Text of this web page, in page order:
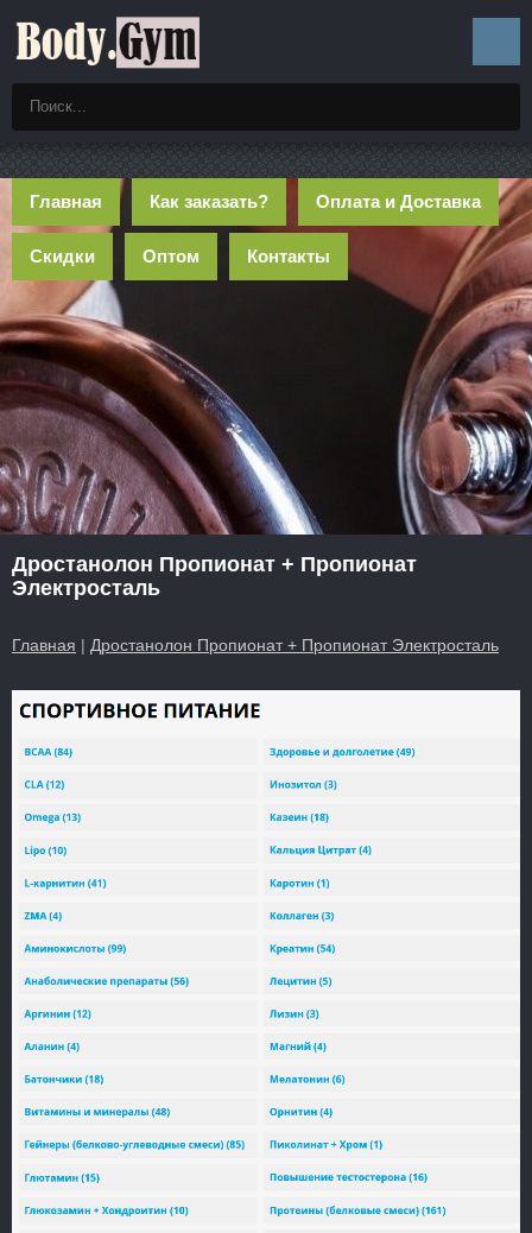
Главная Как заказать? Оплата и Доставка
Скидки Оптом Контакты
Дростанолон Пропионат + Пропионат
Электросталь
Главная | Дростанолон Пропионат + Пропионат Электросталь